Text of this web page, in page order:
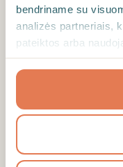
bendriname su
analizės partneriais,
pateiktos arba